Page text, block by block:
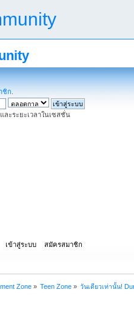
ชิก
ละระยะเวลาในเซสชั่น
เข้าสู่ระบบ สมัครสมาชิก
Zone» Teen Zone» วันเดียวเท่านั้น!